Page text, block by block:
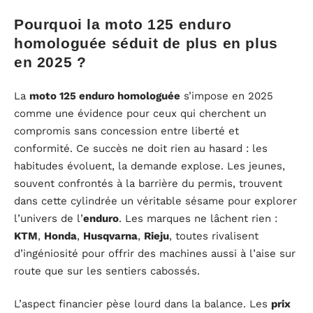
Pourquoi la moto 125 enduro
homologuée séduit de plus en plus
en 2025 ?
La moto 125 enduro homologuée s’impose en 2025
comme une évidence pour ceux qui cherchent un
compromis sans concession entre liberté et
conformité. Ce succès ne doit rien au hasard : les
habitudes évoluent, la demande explose. Les jeunes,
souvent confrontés à la barrière du permis, trouvent
dans cette cylindrée un véritable sésame pour explorer
l’univers de l’enduro. Les marques ne lâchent rien :
KTM, Honda, Husqvarna, Rieju, toutes rivalisent
d’ingéniosité pour offrir des machines aussi à l’aise sur
route que sur les sentiers cabossés.
L’aspect financier pèse lourd dans la balance. Les prix